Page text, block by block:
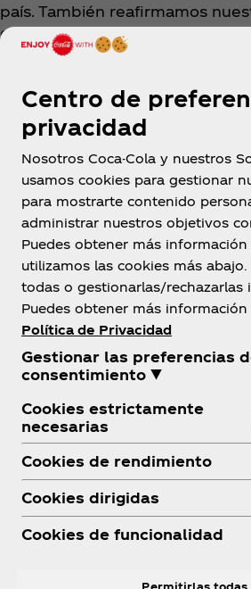
país. También reafirmamos
con más de 800 recolectores
cuales un 58% son mujeres
Bolivia
Sobre Nosotros
¿Necesitas ayuda?
Legal
Centro de
privacidad
Nosotros Coca-Cola y nuestros
usamos cookies para gestionar
para mostrarte contenido
administrar nuestros objetivos
Puedes obtener más
utilizamos las cookies más
todas o gestionarlas/rechazarlas
Puedes obtener más información
Política de Privacidad
Gestionar las preferencias
consentimiento ▼
Cookies estrictamente
necesarias
Cookies de rendimiento
Cookies dirigidas
Cookies de funcionalidad
Permitirlas todas